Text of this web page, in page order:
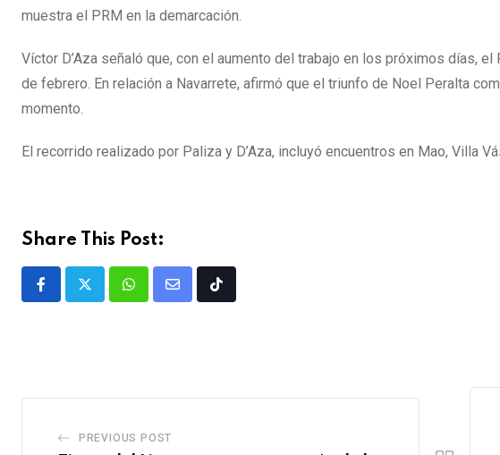
muestra el PRM en la demarcación.
Víctor D’Aza señaló que, con el aumento del trabajo en los próximos días,
de febrero. En relación a Navarrete, afirmó que el triunfo de Noel Peralta
momento.
El recorrido realizado por Paliza y D’Aza, incluyó encuentros en Mao, Villa
Share This Post:
PREVIOUS POST